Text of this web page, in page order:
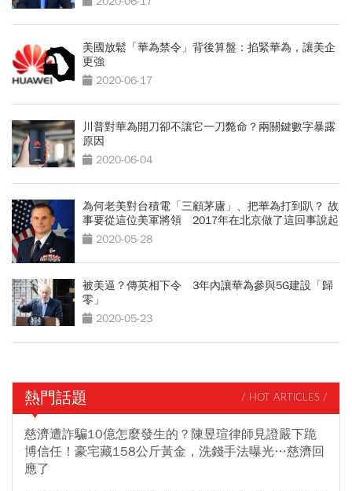
美國放鬆「華為禁令」背後算盤：掐緊華為，讓美企
更強
2020-06-17
川普對華為開刀卻不讓它一刀斃命？兩關鍵數字暴露
原因
2020-06-04
為何老美對台積電「三顧茅廬」、把華為打到趴？ 故
事要從這位美軍將領 2017年在北京做了這回事說起
2020-05-28
被美逼？傳英相下令 3年內讓華為參與5G建設「歸
零」
2020-05-23
熱門話題 / HOT ARTICLES /
慈濟遭詐騙10億怎麼發生的？陳昱瑄律師見證嚴下跪
博信任！豪宅藏158公斤黃金，洗錢手法曝光…慈濟回
應了